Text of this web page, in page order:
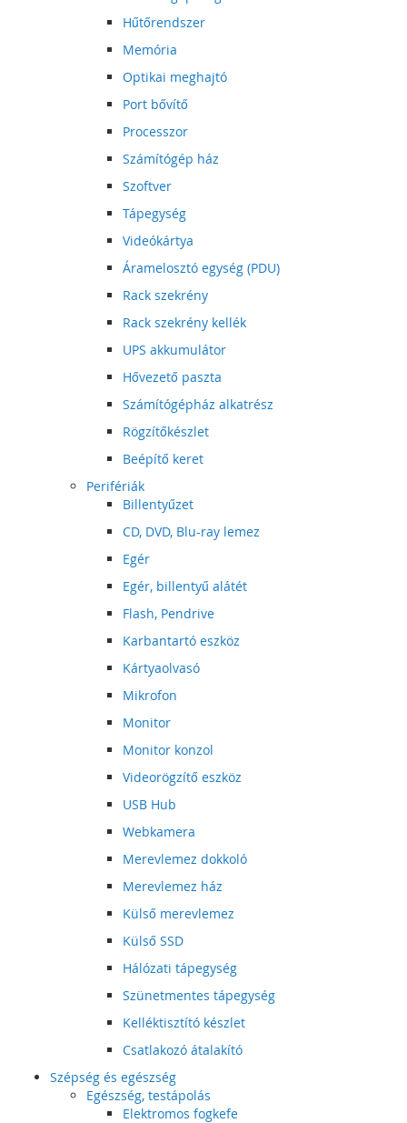
Hűtőrendszer
Memória
Optikai meghajtó
Port bővítő
Processzor
Számítógép ház
Szoftver
Tápegység
Videókártya
Áramelosztó egység (PDU)
Rack szekrény
Rack szekrény kellék
UPS akkumulátor
Hővezető paszta
Számítógépház alkatrész
Rögzítőkészlet
Beépítő keret
Perifériák
Billentyűzet
CD, DVD, Blu-ray lemez
Egér
Egér, billentyű alátét
Flash, Pendrive
Karbantartó eszköz
Kártyaolvasó
Mikrofon
Monitor
Monitor konzol
Videorögzítő eszköz
USB Hub
Webkamera
Merevlemez dokkoló
Merevlemez ház
Külső merevlemez
Külső SSD
Hálózati tápegység
Szünetmentes tápegység
Kelléktisztító készlet
Csatlakozó átalakító
Szépség és egészség
Egészség, testápolás
Elektromos fogkefe